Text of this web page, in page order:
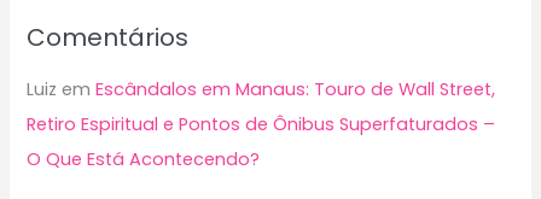
Comentários
Luiz emEscândalos em Manaus: Touro de Wall Street,
Retiro Espiritual e Pontos de Ônibus Superfaturados –
O Que Está Acontecendo?